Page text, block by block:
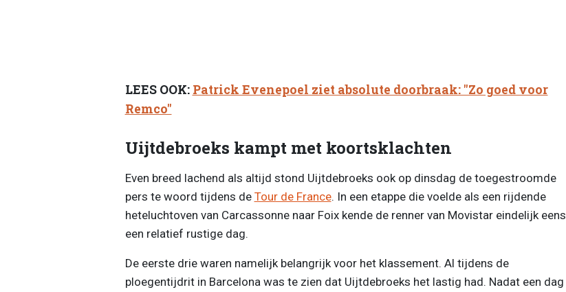
LEES OOK: Patrick Evenepoel ziet absolute doorbraak: "Zo goed voor
Remco"
Uijtdebroeks kampt met koortsklachten
Even breed lachend als altijd stond Uijtdebroeks ook op dinsdag de toegestroomde
pers te woord tijdens de Tour de France. In een etappe die voelde als een rijdende
heteluchtoven van Carcassonne naar Foix kende de renner van Movistar eindelijk eens
een relatief rustige dag.
De eerste drie waren namelijk belangrijk voor het klassement. Al tijdens de
ploegentijdrit in Barcelona was te zien dat Uijtdebroeks het lastig had. Nadat een dag